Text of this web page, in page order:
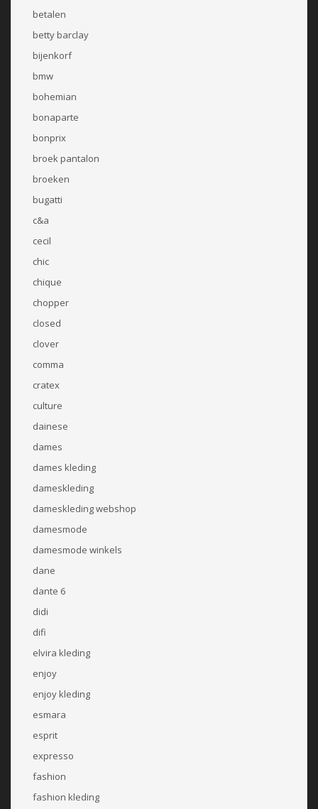
betalen
betty barclay
bijenkorf
bmw
bohemian
bonaparte
bonprix
broek pantalon
broeken
bugatti
c&a
cecil
chic
chique
chopper
closed
clover
comma
cratex
culture
dainese
dames
dames kleding
dameskleding
dameskleding webshop
damesmode
damesmode winkels
dane
dante 6
didi
difi
elvira kleding
enjoy
enjoy kleding
esmara
esprit
expresso
fashion
fashion kleding